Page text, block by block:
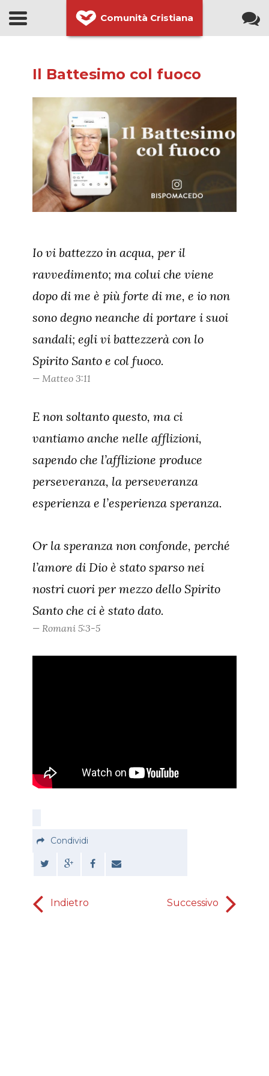
Comunità Cristiana
Il Battesimo col fuoco
Io vi battezzo in acqua, per il
ravvedimento; ma colui che viene
dopo di me è più forte di me, e io non
sono degno neanche di portare i suoi
sandali; egli vi battezzerà con lo
Spirito Santo e col fuoco.
Matteo 3:11
E non soltanto questo, ma ci
vantiamo anche nelle afflizioni,
sapendo che l’afflizione produce
perseveranza, la perseveranza
esperienza e l’esperienza speranza.
Or la speranza non confonde, perché
l’amore di Dio è stato sparso nei
nostri cuori per mezzo dello Spirito
Santo che ci è stato dato.
Romani 5:3-5
Condividi
Indietro Successivo